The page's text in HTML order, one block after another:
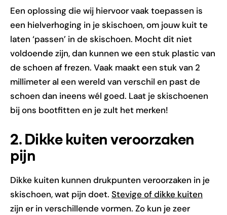
Een oplossing die wij hiervoor vaak toepassen is
een hielverhoging in je skischoen, om jouw kuit te
laten ‘passen’ in de skischoen. Mocht dit niet
voldoende zijn, dan kunnen we een stuk plastic van
de schoen af frezen. Vaak maakt een stuk van 2
millimeter al een wereld van verschil en past de
schoen dan ineens wél goed. Laat je skischoenen
bij ons bootfitten en je zult het merken!
2. Dikke kuiten veroorzaken
pijn
Dikke kuiten kunnen drukpunten veroorzaken in je
skischoen, wat pijn doet. Stevige of dikke kuiten
zijn er in verschillende vormen. Zo kun je zeer